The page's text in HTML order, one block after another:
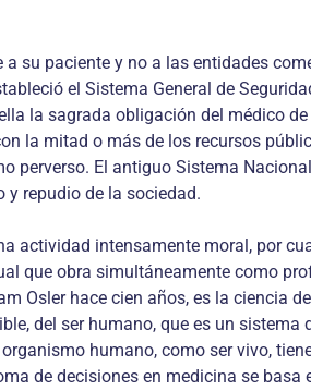
a su paciente y no a las entidades
el Sistema General de
la sagrada obligación del médico
la mitad o más de los recursos
perverso. El antiguo Sistema
y repudio de la sociedad.
actividad intensamente moral, por
que obra simultáneamente como
Osler hace cien años, es la ciencia
del ser humano, que es un
humano, como ser vivo,
de decisiones en medicina se